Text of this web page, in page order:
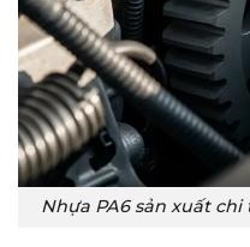
Nhựa PA6 sản xuất